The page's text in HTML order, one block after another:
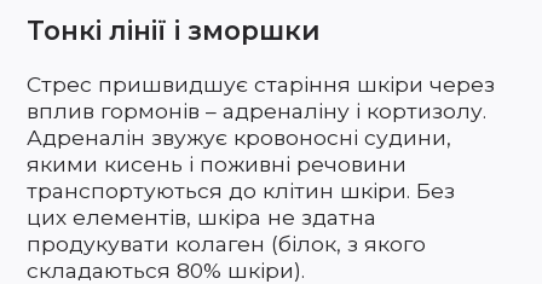
Тонкі лінії і зморшки
Стрес пришвидшує старіння шкіри через
вплив гормонів – адреналіну і кортизолу.
Адреналін звужує кровоносні судини,
якими кисень і поживні речовини
транспортуються до клітин шкіри. Без
цих елементів, шкіра не здатна
продукувати колаген (білок, з якого
складаються 80% шкіри).